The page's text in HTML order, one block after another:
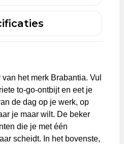
het merk Brabantia. Vul
to-go-ontbijt en eet je
de dag op je werk, op
je maar wilt. De beker
die je met één
scheidt. In het bovenste,